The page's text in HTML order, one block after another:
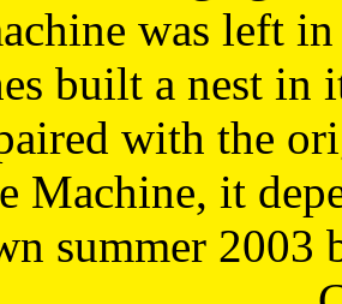
was left
built a nest in
with the
Machine, it
summer 2003